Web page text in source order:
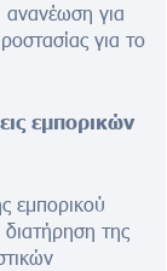
ανανέωση για
για το
εμπορικών
εμπορικού
της